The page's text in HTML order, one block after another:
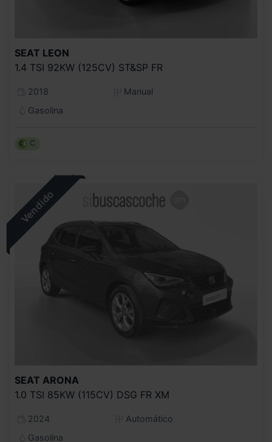
SEAT LEON
1.4 TSI 92KW (125CV) ST&SP FR
2018
Manual
Gasolina
C
SEAT ARONA
1.0 TSI 85KW (115CV) DSG FR XM
2024
Automático
Gasolina